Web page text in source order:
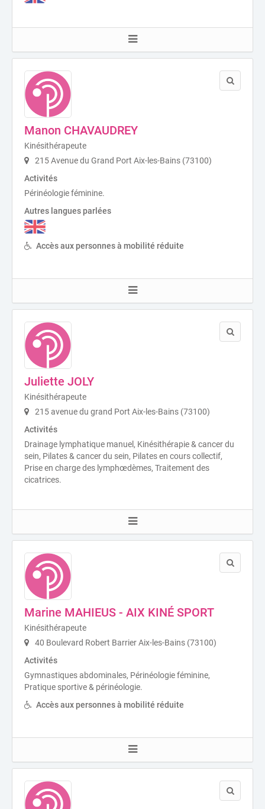
Manon CHAVAUDREY
Kinésithérapeute
215 Avenue du Grand Port Aix-les-Bains (73100)
Activités
Périnéologie féminine.
Autres langues parlées
Accès aux personnes à mobilité réduite
Juliette JOLY
Kinésithérapeute
215 avenue du grand Port Aix-les-Bains (73100)
Activités
Drainage lymphatique manuel, Kinésithérapie & cancer du
sein, Pilates & cancer du sein, Pilates en cours collectif,
Prise en charge des lymphœdèmes, Traitement des
cicatrices.
Marine MAHIEUS - AIX KINÉ SPORT
Kinésithérapeute
40 Boulevard Robert Barrier Aix-les-Bains (73100)
Activités
Gymnastiques abdominales, Périnéologie féminine,
Pratique sportive & périnéologie.
Accès aux personnes à mobilité réduite